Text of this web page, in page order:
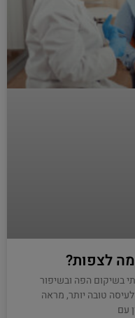
לצפות?
בשיקום הפה ובשיפור
טובה יותר, מראה
עם